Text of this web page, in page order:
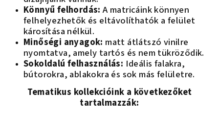
á
n
í
t
á
s
e
l
e
Könnyű felhordás:A matricáink könnyen
felhelyezhetők és eltávolíthatók a felület
károsítása nélkül.
Minőségi anyagok: matt átlátszó vinilre
nyomtatva, amely tartós és nem tükröződik.
Sokoldalú felhasználás: Ideális falakra,
bútorokra, ablakokra és sok más felületre.
Tematikus kollekcióink a következőket
tartalmazzák: